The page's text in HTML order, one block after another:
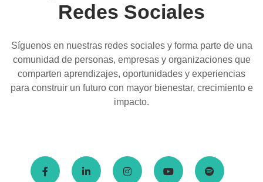
Redes Sociales
Síguenos en nuestras redes sociales y forma parte de una
comunidad de personas, empresas y organizaciones que
comparten aprendizajes, oportunidades y experiencias
para construir un futuro con mayor bienestar, crecimiento e
impacto.